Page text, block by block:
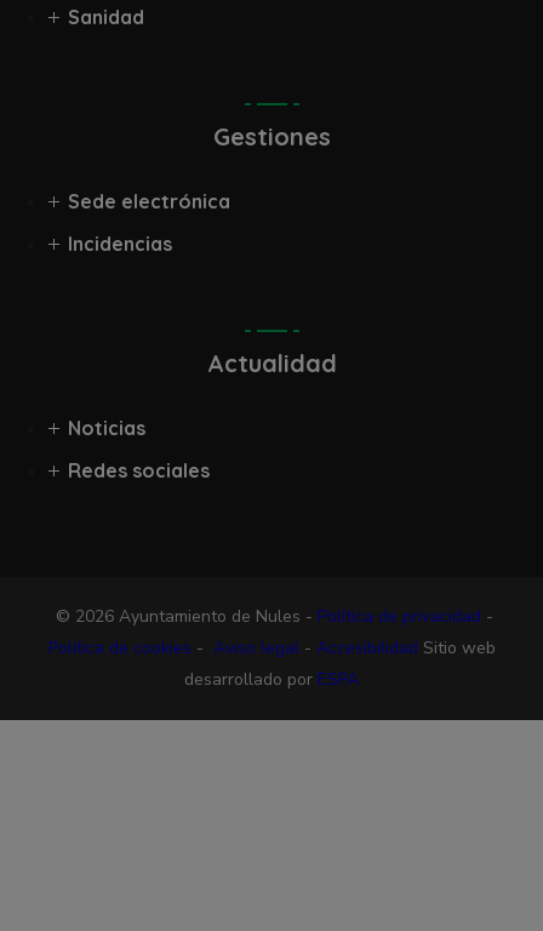
Sanidad
Gestiones
Sede electrónica
Incidencias
Actualidad
Noticias
Redes sociales
© 2026 Ayuntamiento de Nules - Política de privacidad -
Política de cookies - Aviso legal- Accesibilidad Sitio web
desarrollado por ESPA